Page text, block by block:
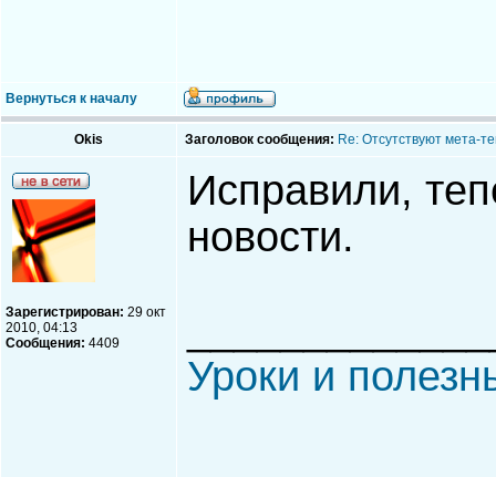
Вернуться к началу
Okis Заголовок сообщения: Re: Отсутствуют мета-
Зарегистрирован: 29 окт
2010, 04:13
Сообщения: 4409
Исправили,
новости.
Уроки и